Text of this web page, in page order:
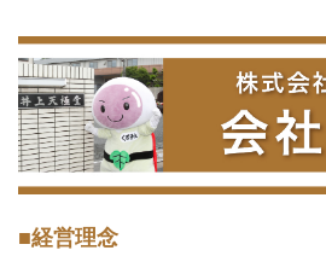
■経営理念